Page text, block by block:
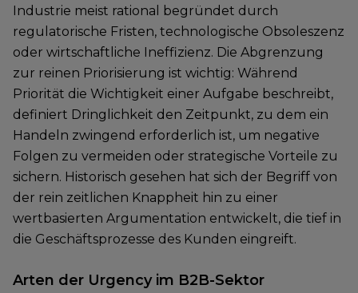
Industrie meist rational begründet durch
regulatorische Fristen, technologische Obsoleszenz
oder wirtschaftliche Ineffizienz. Die Abgrenzung
zur reinen Priorisierung ist wichtig: Während
Priorität die Wichtigkeit einer Aufgabe beschreibt,
definiert Dringlichkeit den Zeitpunkt, zu dem ein
Handeln zwingend erforderlich ist, um negative
Folgen zu vermeiden oder strategische Vorteile zu
sichern. Historisch gesehen hat sich der Begriff von
der rein zeitlichen Knappheit hin zu einer
wertbasierten Argumentation entwickelt, die tief in
die Geschäftsprozesse des Kunden eingreift.
Arten der Urgency im B2B-Sektor